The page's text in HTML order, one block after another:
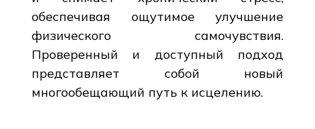
обеспечивая ощутимое улучшение
физического самочувствия.
Проверенный и доступный подход
представляет собой новый
многообещающий путь к исцелению.